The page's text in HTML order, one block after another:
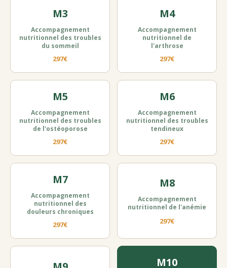
M3
Accompagnement
nutritionnel des troubles
du sommeil
297€
M4
Accompagnement
nutritionnel de
l'arthrose
297€
M5
Accompagnement
nutritionnel des troubles
de l'ostéoporose
297€
M6
Accompagnement
nutritionnel des troubles
tendineux
297€
M7
Accompagnement
nutritionnel des
douleurs chroniques
297€
M8
Accompagnement
nutritionnel de l'anémie
297€
M10